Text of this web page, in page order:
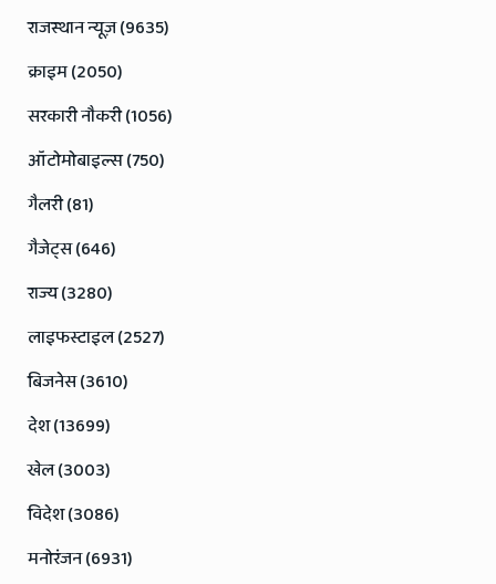
राजस्थान न्यूज़ (9635)
क्राइम (2050)
सरकारी नौकरी (1056)
ऑटोमोबाइल्स (750)
गैलरी (81)
गैजेट्स (646)
राज्य (3280)
लाइफस्टाइल (2527)
बिजनेस (3610)
देश (13699)
खेल (3003)
विदेश (3086)
मनोरंजन (6931)